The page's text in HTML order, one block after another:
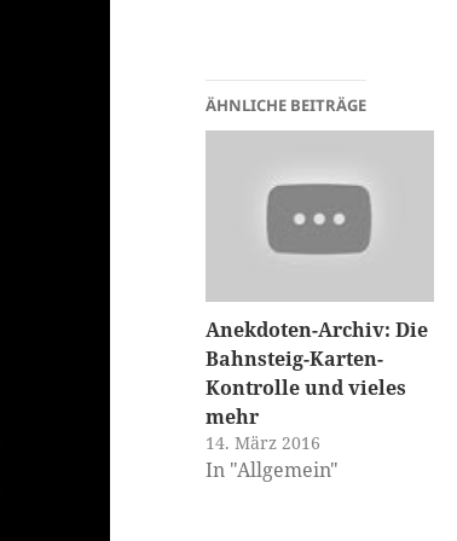
ÄHNLICHE BEITRÄGE
Anekdoten-Archiv: Die
Bahnsteig-Karten-
Kontrolle und vieles
mehr
14. März 2016
In "Allgemein"